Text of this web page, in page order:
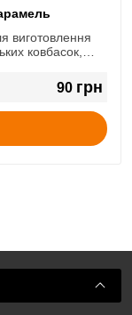
виготовлення
ковбасок,
90 грн